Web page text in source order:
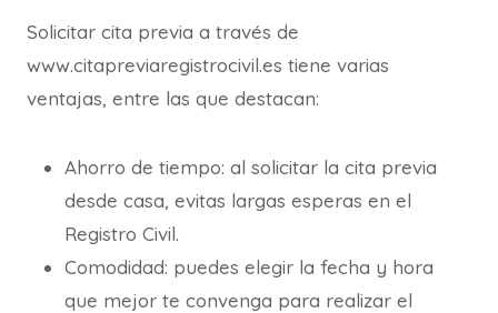
Solicitar cita previa a través de
www.citapreviaregistrocivil.es tiene varias
ventajas, entre las que destacan:
Ahorro de tiempo: al solicitar la cita previa
desde casa, evitas largas esperas en el
Registro Civil.
Comodidad: puedes elegir la fecha y hora
que mejor te convenga para realizar el